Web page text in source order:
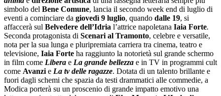
simbolo del Bene Comune, lancia il secondo week end di luglio di
eventi a cominciare da giovedì 9 luglio, quando dalle 19, si
affaccerà sul Belvedere dell’Idria l’attrice napoletana Iaia Forte.
Seconda protagonista di Scenari al Tramonto, celebre e versatile,
nota per la sua lunga e pluripremiata carriera tra cinema, teatro e
televisione, Iaia Forte ha raggiunto la notorietà sul grande schermo
in film come Libera e La grande bellezza e in TV in programmi cult
come Avanzi e La tv delle ragazze. Dotata di un talento brillante e
fuori dagli schemi che spazia da testi drammatici alle commedie, a
Modica porterà su un proscenio di grande impatto emotivo una